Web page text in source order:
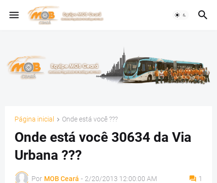
Página inicial Onde está você ???
Onde está você 30634 da Via
Urbana ???
Por MOB Ceará - 2/20/2013 12:00:00 AM 1